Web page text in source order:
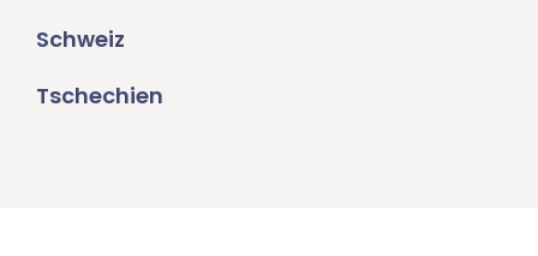
Schweiz
Tschechien